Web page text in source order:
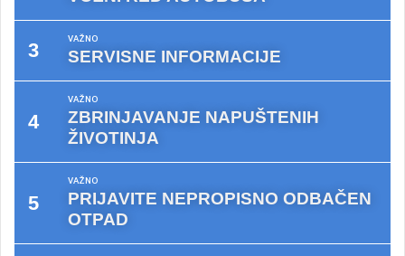
VAŽNO
SERVISNE INFORMACIJE
VAŽNO
ZBRINJAVANJE NAPUŠTENIH
ŽIVOTINJA
VAŽNO
PRIJAVITE NEPROPISNO ODBAČEN
OTPAD